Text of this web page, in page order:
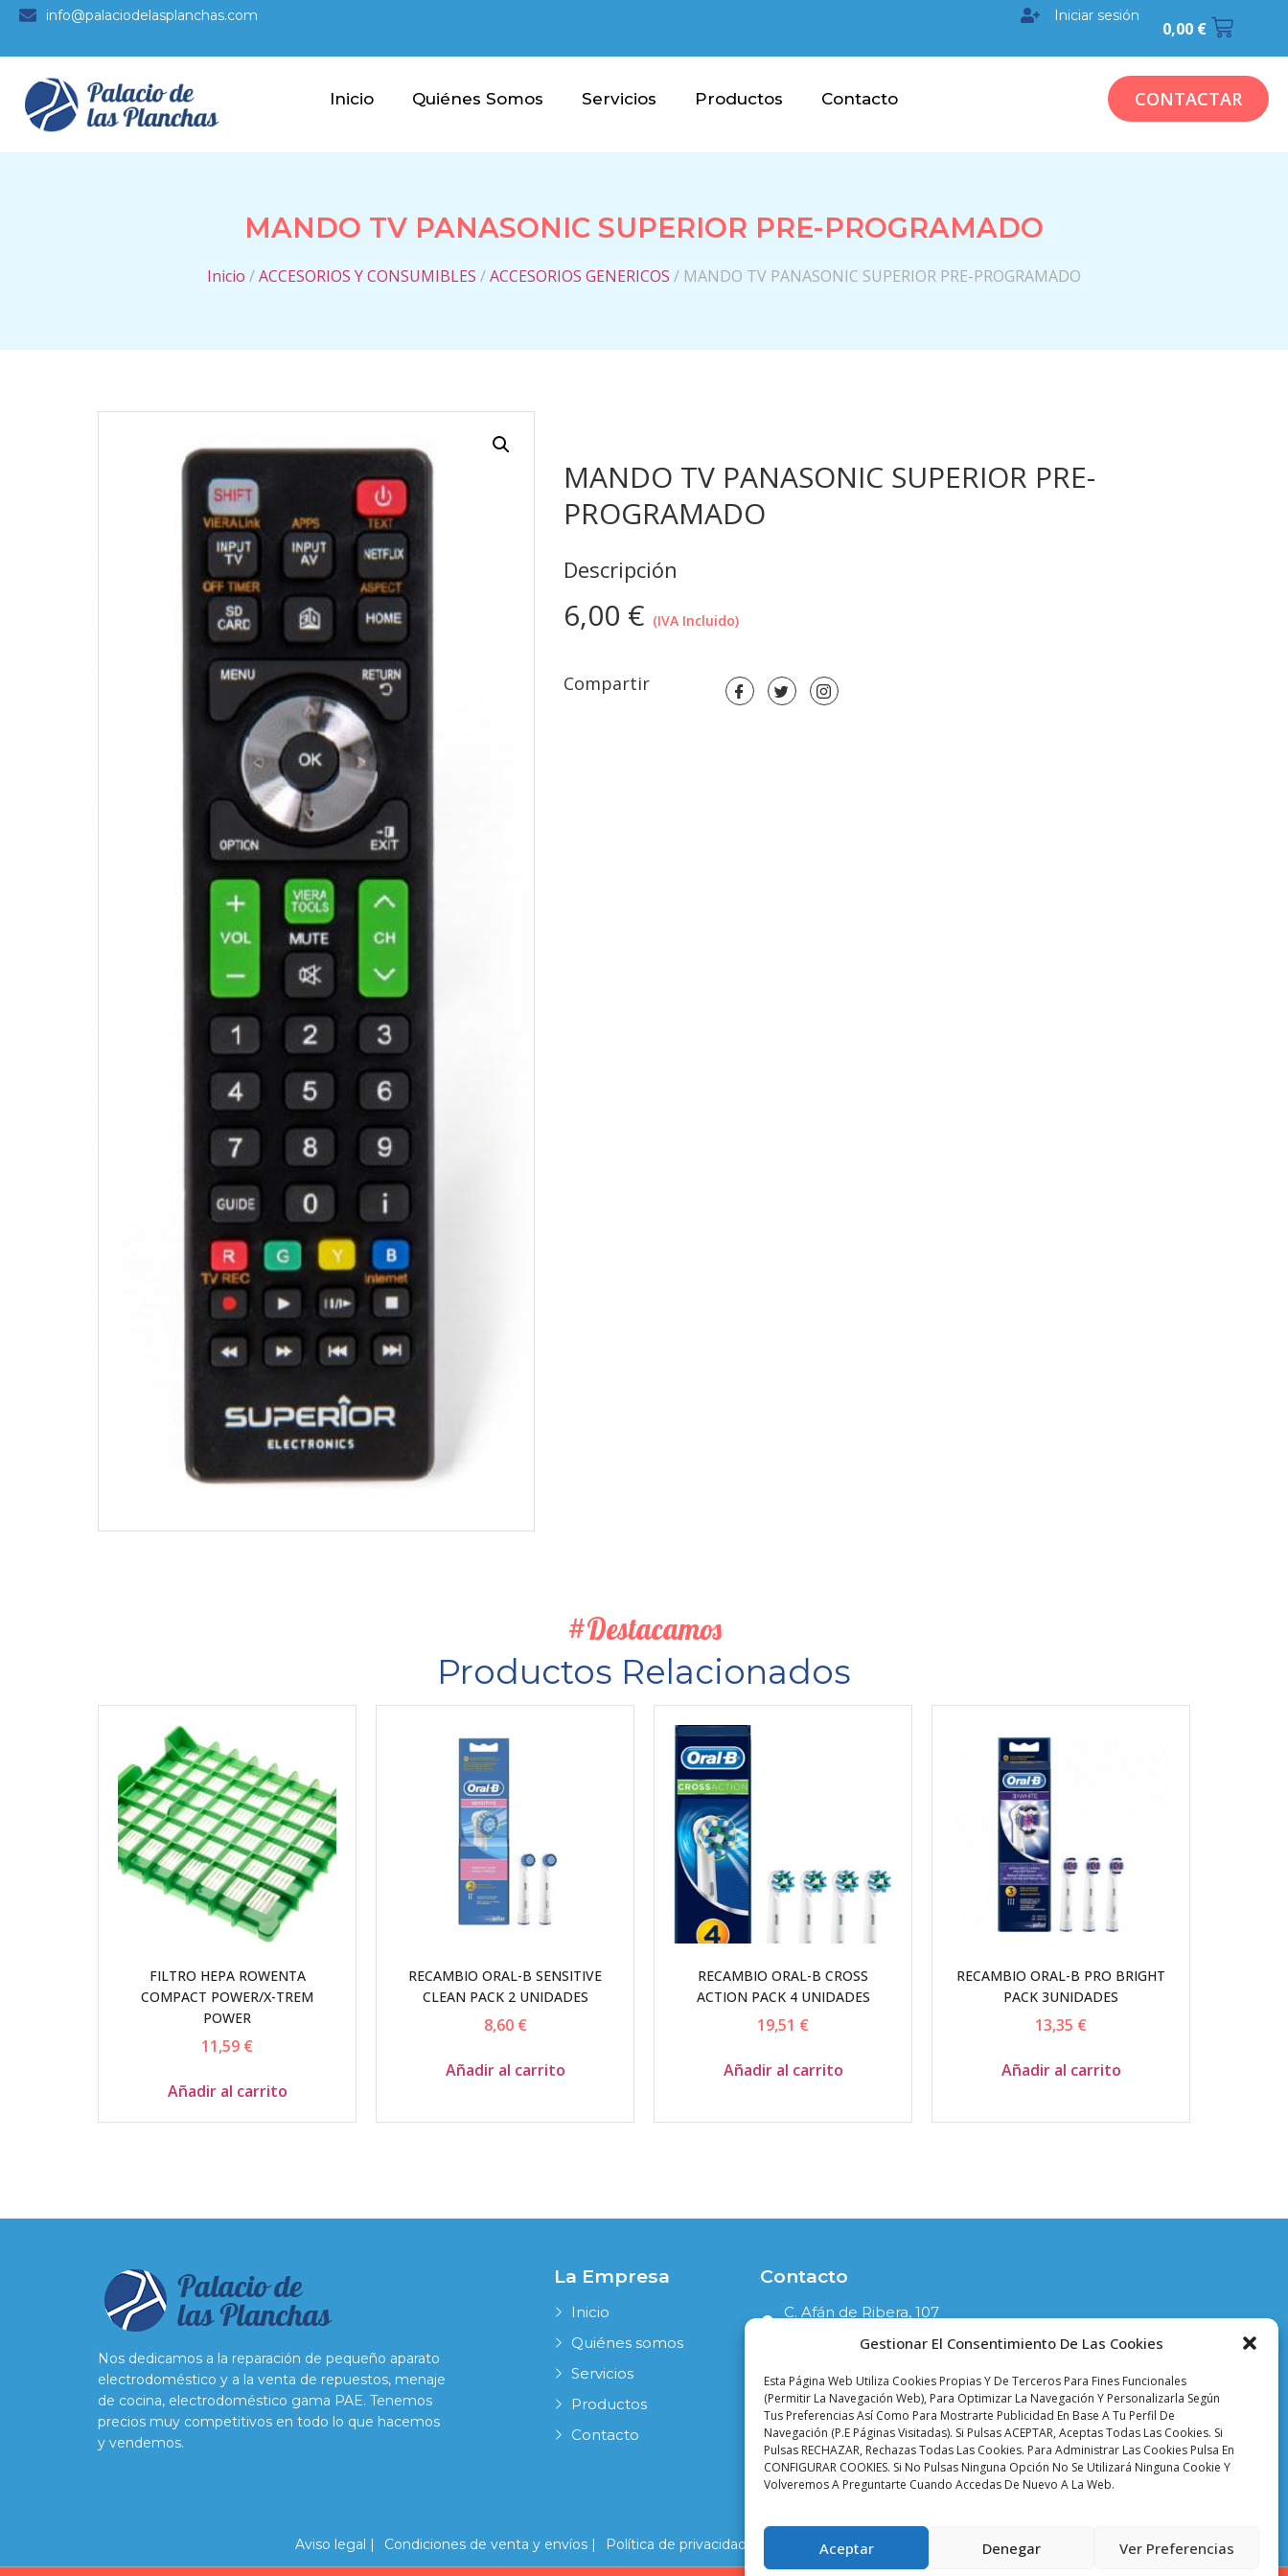
Gestionar El Consentimiento De Las Cookies
Esta Página Web Utiliza Cookies Propias Y De Terceros Para Fines Funcionales
(permitir La Navegación Web), Para Optimizar La Navegación Y Personalizarla Según
Tus Preferencias Así Como Para Mostrarte Publicidad En Base A Tu Perfil De
Navegación (p.e Páginas Visitadas). Si Pulsas ACEPTAR, Aceptas Todas Las Cookies. Si
Pulsas RECHAZAR, Rechazas Todas Las Cookies. Para Administrar Las Cookies Pulsa En
CONFIGURAR COOKIES. Si No Pulsas Ninguna Opción No Se Utilizará Ninguna Cookie Y
Volveremos A Preguntarte Cuando Accedas De Nuevo A La Web.
Aceptar Denegar Ver Preferencias
info@palaciodelasplanchas.com
0,00 €
Iniciar sesión
Inicio Quiénes Somos Servicios Productos Contacto CONTACTAR
MANDO TV PANASONIC SUPERIOR PRE-PROGRAMADO
Inicio /ACCESORIOS Y CONSUMIBLES /ACCESORIOS GENERICOS / MANDO TV PANASONIC SUPERIOR PRE-PROGRAMADO
MANDO TV PANASONIC SUPERIOR PRE-
PROGRAMADO
Descripción
6,00 € (IVA Incluido)
Compartir
#Destacamos
Productos Relacionados
FILTRO HEPA ROWENTA
COMPACT POWER/X-TREM
POWER
11,59 €
Añadir al carrito
RECAMBIO ORAL-B SENSITIVE
CLEAN PACK 2 UNIDADES
8,60 €
Añadir al carrito
RECAMBIO ORAL-B CROSS
ACTION PACK 4 UNIDADES
19,51 €
Añadir al carrito
RECAMBIO ORAL-B PRO BRIGHT
PACK 3UNIDADES
13,35 €
Añadir al carrito
Nos dedicamos a la reparación de pequeño aparato
electrodoméstico y a la venta de repuestos, menaje
de cocina, electrodoméstico gama PAE. Tenemos
precios muy competitivos en todo lo que hacemos
y vendemos.
La Empresa
Inicio
Quiénes somos
Servicios
Productos
Contacto
Contacto
C. Afán de Ribera, 107
info@palaciodelasplanchas.com
Aviso legal | Condiciones de venta y envíos | Política de privacidad | Política de cookies | Accesibilidad